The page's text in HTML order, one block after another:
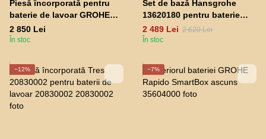
Piesă încorporată pentru
baterie de lavoar GROHE
26483000
2 850 Lei
În stoc
Set de bază Hansgrohe
13620180 pentru baterie
monocomandă
2 489 Lei 2 620 Lei
În stoc
−12% −7%